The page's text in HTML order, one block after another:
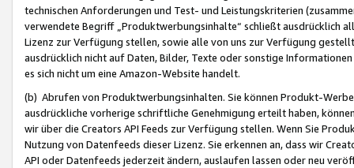
technischen Anforderungen und Test- und Leistungskriterien
verwendete Begriff „Produktwerbungsinhalte“ schließt ausdrücklich
Lizenz zur Verfügung stellen, sowie alle von uns zur Verfügung
ausdrücklich nicht auf Daten, Bilder, Texte oder sonstige
es sich nicht um eine Amazon-Website handelt.
(b) Abrufen von Produktwerbungsinhalten. Sie können Produkt-
ausdrückliche vorherige schriftliche Genehmigung erteilt haben,
wir über die Creators API Feeds zur Verfügung stellen. Wenn Sie
Nutzung von Datenfeeds dieser Lizenz. Sie erkennen an, dass wir
API oder Datenfeeds jederzeit ändern, auslaufen lassen oder neu